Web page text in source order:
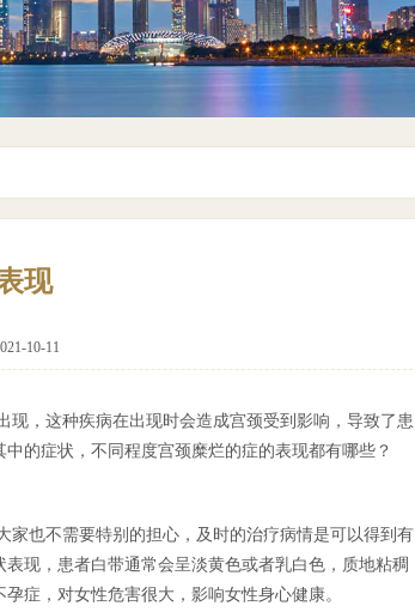
现
10-11
，这种疾病在出现时会造成宫颈受到影响，导致了患
的症状，不同程度宫颈糜烂的症的表现都有哪些？
也不需要特别的担心，及时的治疗病情是可以得到有
现，患者白带通常会呈淡黄色或者乳白色，质地粘稠
症，对女性危害很大，影响女性身心健康。